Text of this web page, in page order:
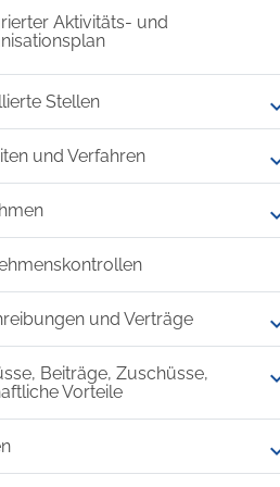
Aktivitäts- und
Stellen
und Verfahren
und Verträge
Beiträge, Zuschüsse,
Vorteile